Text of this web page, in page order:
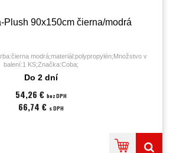
Plush 90x150cm čierna/modrá
modrá;materiál:polypropylén;Množstvo v
balení:1 KS;Značka:Coba;
Do 2 dní
54,26 € bez DPH
66,74 € s DPH